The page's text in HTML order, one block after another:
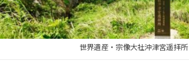
世界遺産・宗像大社沖津宮遥拝所